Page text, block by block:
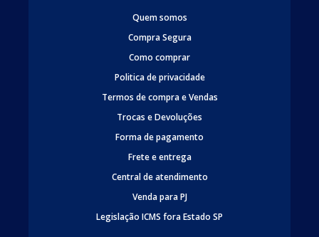
Quem somos
Compra Segura
Como comprar
Politica de privacidade
Termos de compra e Vendas
Trocas e Devoluções
Forma de pagamento
Frete e entrega
Central de atendimento
Venda para PJ
Legislação ICMS fora Estado SP